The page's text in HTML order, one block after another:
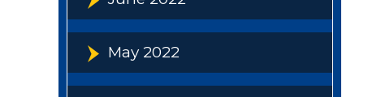
May 2022